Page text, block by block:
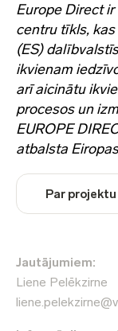
Europe Direct
centru tīkls,
(ES)
ikvienam
arī aicinātu
procesos un
EUROPE
atbalsta
Par projektu
Jautājumiem:
Liene Pelēkzirne